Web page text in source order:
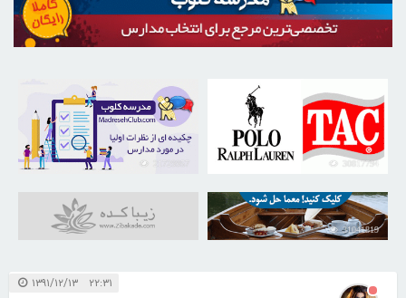
30817794
31041819
۲۲:۳۱ ۱۳۹۱/۱۲/۱۳